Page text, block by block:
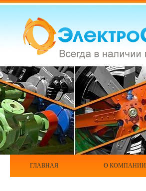
ГЛАВНАЯ О КОМПАНИИ